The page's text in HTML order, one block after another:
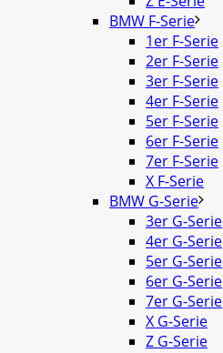
BMW F-Serie
1er F-Serie
2er F-Serie
3er F-Serie
4er F-Serie
5er F-Serie
6er F-Serie
7er F-Serie
X F-Serie
BMW G-Serie
3er G-Serie
4er G-Serie
5er G-Serie
6er G-Serie
7er G-Serie
X G-Serie
Z G-Serie